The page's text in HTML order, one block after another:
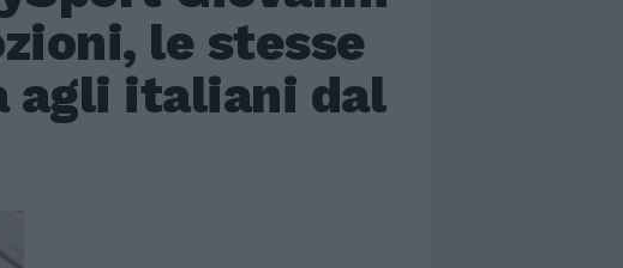
le stesse
agli italiani dal